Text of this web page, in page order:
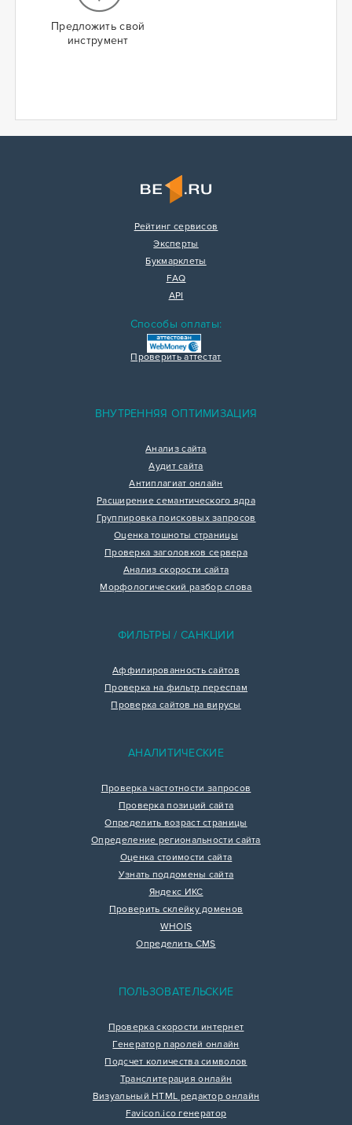
Предложить свой
инструмент
Рейтинг сервисов
Эксперты
Букмарклеты
FAQ
API
Способы оплаты:
Проверить аттестат
ВНУТРЕННЯЯ ОПТИМИЗАЦИЯ
Анализ сайта
Аудит сайта
Антиплагиат онлайн
Расширение семантического ядра
Группировка поисковых запросов
Оценка тошноты страницы
Проверка заголовков сервера
Анализ скорости сайта
Морфологический разбор слова
ФИЛЬТРЫ / САНКЦИИ
Аффилированность сайтов
Проверка на фильтр переспам
Проверка сайтов на вирусы
АНАЛИТИЧЕСКИЕ
Проверка частотности запросов
Проверка позиций сайта
Определить возраст страницы
Определение региональности сайта
Оценка стоимости сайта
Узнать поддомены сайта
Яндекс ИКС
Проверить склейку доменов
WHOIS
Определить CMS
ПОЛЬЗОВАТЕЛЬСКИЕ
Проверка скорости интернет
Генератор паролей онлайн
Подсчет количества символов
Транслитерация онлайн
Визуальный HTML редактор онлайн
Favicon.ico генератор